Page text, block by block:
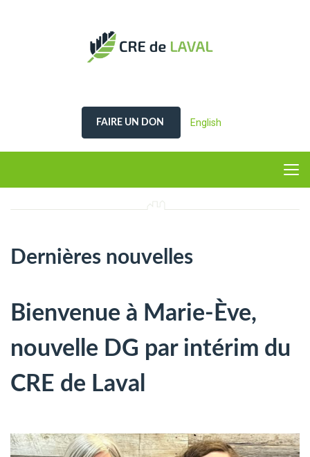
FAIRE UN DON English
Dernières nouvelles
Bienvenue à Marie-Ève,
nouvelle DG par intérim du
CRE de Laval